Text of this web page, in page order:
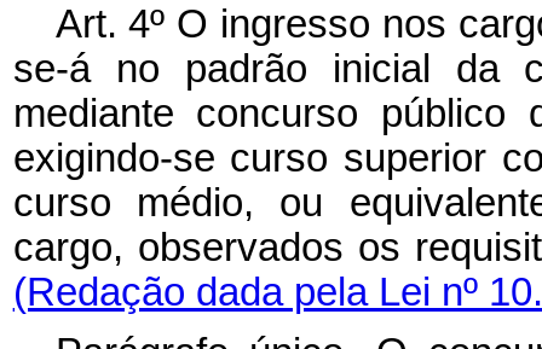
Art. 4º O ingresso nos
se-á no padrão inicial da
mediante concurso
exigindo-se curso superior
curso médio, ou
cargo, observados os
(Redação dada pela Lei nº